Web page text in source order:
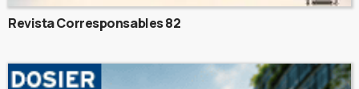
Revista Corresponsables 82